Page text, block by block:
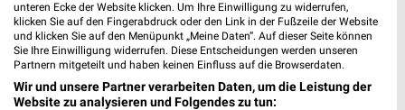
HANDY & SMARTPHONE ALDI TALK
unteren Ecke der Website klicken. Um Ihre Einwilligung zu widerrufen,
klicken Sie auf den Fingerabdruck oder den Link in der Fußzeile der Website
und klicken Sie auf den Menüpunkt „Meine Daten“. Auf dieser Seite können
Sie Ihre Einwilligung widerrufen. Diese Entscheidungen werden unseren
Partnern mitgeteilt und haben keinen Einfluss auf die Browserdaten.
Wir und unsere Partner verarbeiten Daten, um die Leistung der
Website zu analysieren und Folgendes zu tun: